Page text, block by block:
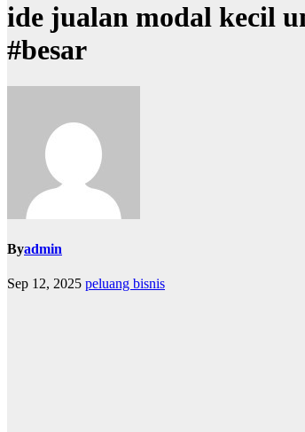
ide jualan modal kecil
#besar
Byadmin
Sep 12, 2025 peluang bisnis